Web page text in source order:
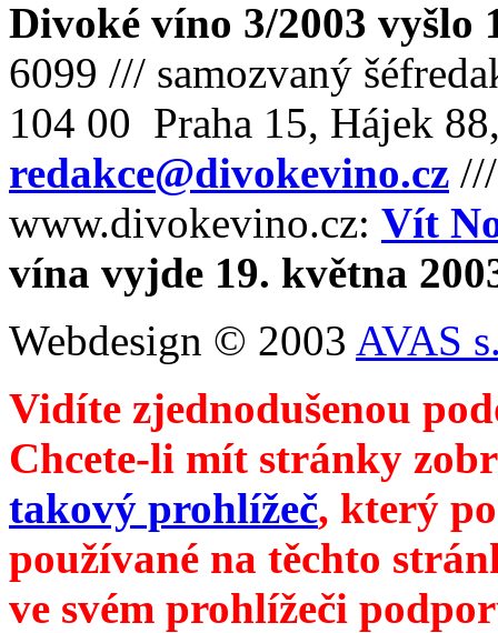
Divoké víno 3/2003 vyšlo
6099 /// samozvaný
104 00 Praha 15, Hájek
redakce@divokevino.cz
www.divokevino.cz: Vít
vína vyjde 19. května
Webdesign © 2003 AVAS
Vidíte zjednodušenou
Chcete-li mít stránky
takový prohlížeč, který
používané na těchto
ve svém prohlížeči